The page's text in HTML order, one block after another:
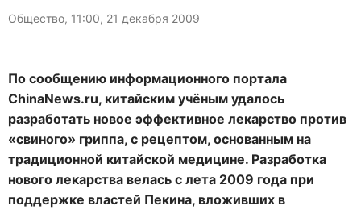
Общество, 11:00, 21 декабря 2009
По сообщению информационного портала
ChinaNews.ru, китайским учёным удалось
разработать новое эффективное лекарство против
«свиного» гриппа, с рецептом, основанным на
традиционной китайской медицине. Разработка
нового лекарства велась с лета 2009 года при
поддержке властей Пекина, вложивших в